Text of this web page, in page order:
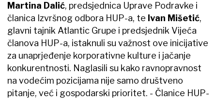
Martina Dalić, predsjednica Uprave Podravke i
članica Izvršnog odbora HUP-a, te Ivan Mišetić,
glavni tajnik Atlantic Grupe i predsjednik Vijeća
članova HUP-a, istaknuli su važnost ove inicijative
za unaprjeđenje korporativne kulture i jačanje
konkurentnosti. Naglasili su kako ravnopravnost
na vodećim pozicijama nije samo društveno
pitanje, već i gospodarski prioritet. - Članice HUP-